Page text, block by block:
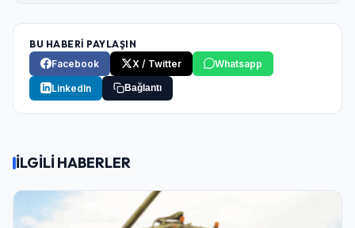
BU HABERİ PAYLAŞIN
Facebook
X / Twitter Whatsapp
LinkedIn Bağlantı
İLGİLİ HABERLER